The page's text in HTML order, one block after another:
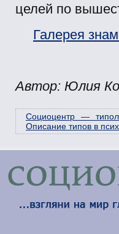
целей по
Галерея
Автор: Юлия
Социоцентр —
Описание типов в